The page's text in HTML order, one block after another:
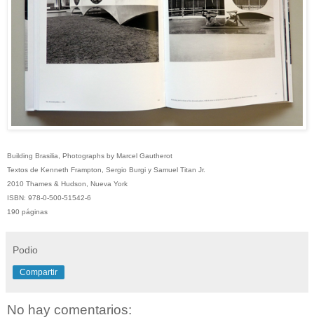
Building Brasilia, Photographs by Marcel Gautherot
Textos de Kenneth Frampton, Sergio Burgi y Samuel Titan Jr.
2010 Thames & Hudson, Nueva York
ISBN: 978-0-500-51542-6
190 páginas
Podio
Compartir
No hay comentarios: